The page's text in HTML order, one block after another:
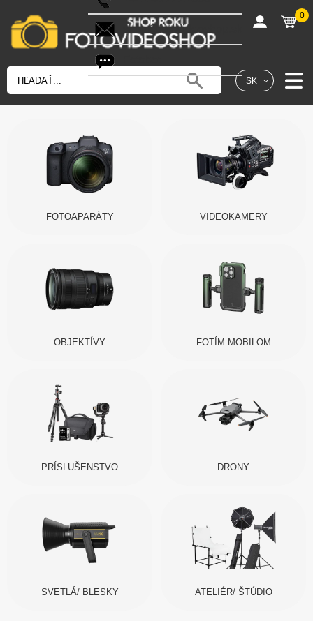
SK
shop@fotovideoshop.sk
0
FOTOAPARÁTY VIDEOKAMERY
OBJEKTÍVY FOTÍM MOBILOM
PRÍSLUŠENSTVO DRONY
SVETLÁ/ BLESKY ATELIÉR/ ŠTÚDIO